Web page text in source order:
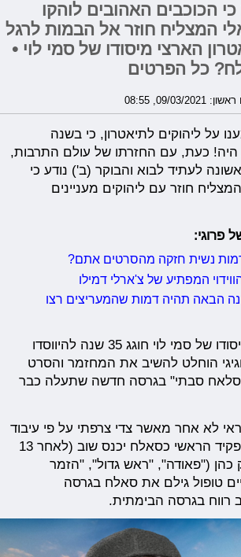
הכוכבים האהובים לוהקו
המצליח חוזר אל הבמות לרגל
35 לתיאטרון הארצי מיסודו של סמי לוי •
כל הפרטים
03/2021, 08:55
על ליהוקים לתיאטרון, כי בשנה
כעת, עם החזרתו של עולם התרבות,
לעתיד לבוא והבוקר (ב') נודע כי
חוזר עם ליהוקים מעניינים
פרוגי:
דמות נשית חזקה מהסרטים אתם?
המפתיע של צ'ארלי דמילו
הבאה תהיה דמות שהמעריצים רצו
התיאטרון הארצי מיסודו של סמי לוי חוגג 35 שנה להיווסדו
הוחלט להשיב את המחזמר והסרט
סבתי" בגרסה חדשה שתעלה כבר
לא אחר מאשר צדי צרפתי על פי עיבוד
של אורן יעקובי. לתפקיד הראשי כסאלח יכנס שוב (לאחר 13
כהן ("פאודה", "ראש גדול", "הזמר
טופול גילם את סאלח בגרסה
רווח בגרסה הבימתית.